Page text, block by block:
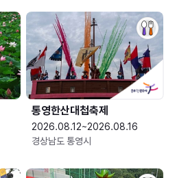
통영한산대첩축제
2026.08.12~2026.08.16
경상남도 통영시